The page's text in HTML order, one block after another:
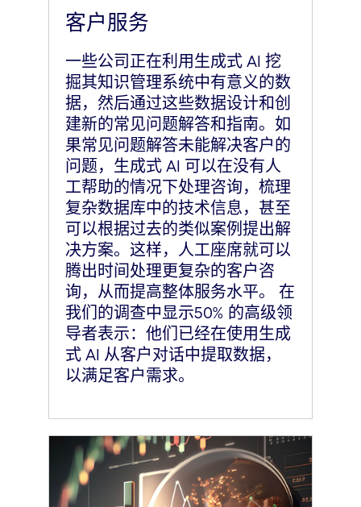
客户服务
一些公司正在利用生成式 AI 挖
掘其知识管理系统中有意义的数
据，然后通过这些数据设计和创
建新的常见问题解答和指南。如
果常见问题解答未能解决客户的
问题，生成式 AI 可以在没有人
工帮助的情况下处理咨询，梳理
复杂数据库中的技术信息，甚至
可以根据过去的类似案例提出解
决方案。这样，人工座席就可以
腾出时间处理更复杂的客户咨
询，从而提高整体服务水平。 在
我们的调查中显示50% 的高级领
导者表示：他们已经在使用生成
式 AI 从客户对话中提取数据，
以满足客户需求。